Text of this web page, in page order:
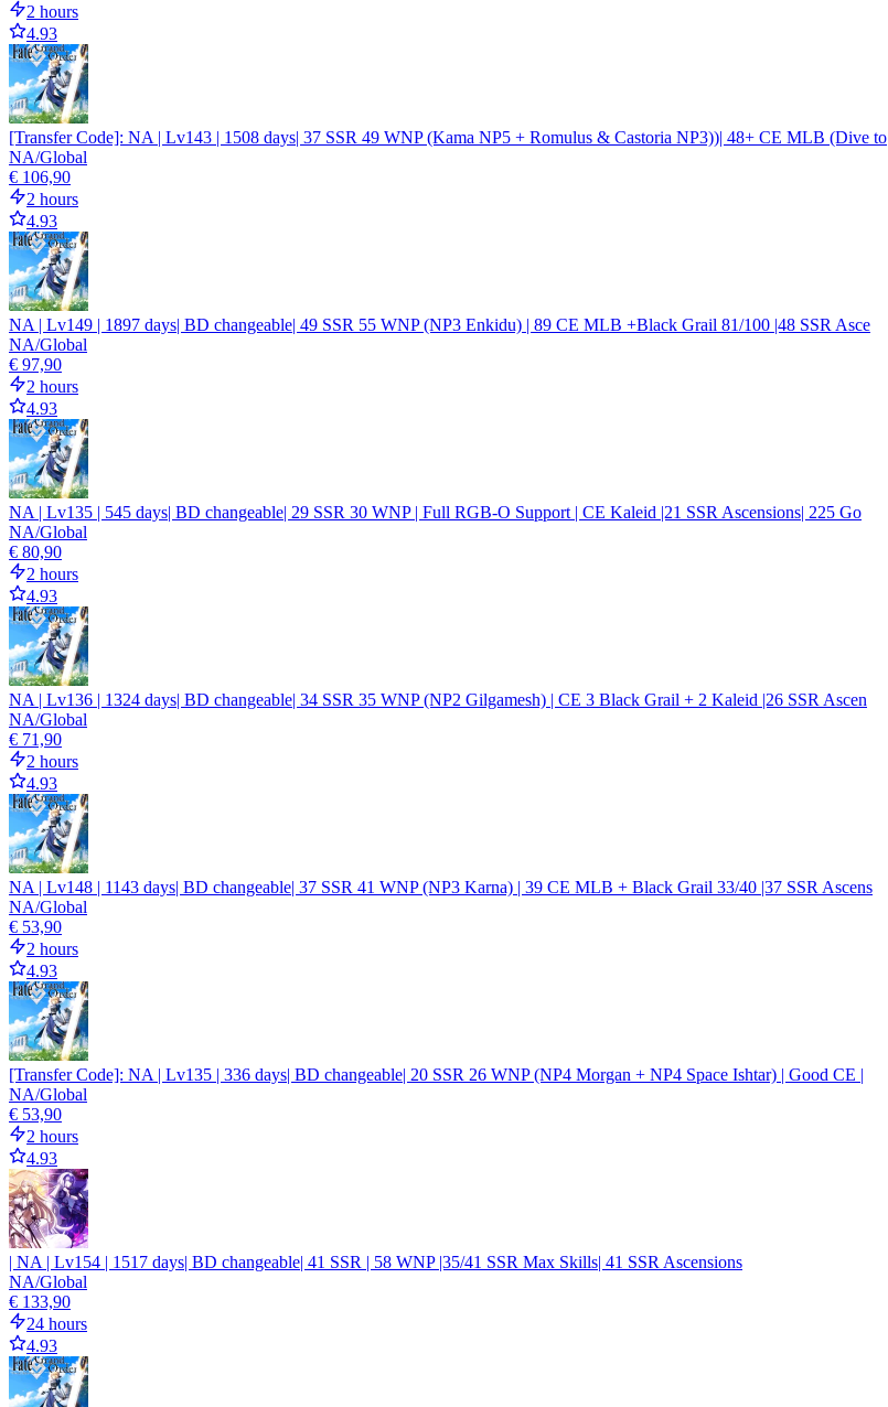
2 hours
4.93
[Transfer Code]: NA | Lv143 | 1508 days| 37 SSR 49 WNP (Kama NP5 + Romulus & Castoria NP3))| 48+ CE MLB (Dive to
NA/Global
€ 106,90
2 hours
4.93
NA | Lv149 | 1897 days| BD changeable| 49 SSR 55 WNP (NP3 Enkidu) | 89 CE MLB +Black Grail 81/100 |48 SSR Asce
NA/Global
€ 97,90
2 hours
4.93
NA | Lv135 | 545 days| BD changeable| 29 SSR 30 WNP | Full RGB-O Support | CE Kaleid |21 SSR Ascensions| 225 Go
NA/Global
€ 80,90
2 hours
4.93
NA | Lv136 | 1324 days| BD changeable| 34 SSR 35 WNP (NP2 Gilgamesh) | CE 3 Black Grail + 2 Kaleid |26 SSR Ascen
NA/Global
€ 71,90
2 hours
4.93
NA | Lv148 | 1143 days| BD changeable| 37 SSR 41 WNP (NP3 Karna) | 39 CE MLB + Black Grail 33/40 |37 SSR Ascens
NA/Global
€ 53,90
2 hours
4.93
[Transfer Code]: NA | Lv135 | 336 days| BD changeable| 20 SSR 26 WNP (NP4 Morgan + NP4 Space Ishtar) | Good CE |
NA/Global
€ 53,90
2 hours
4.93
| NA | Lv154 | 1517 days| BD changeable| 41 SSR | 58 WNP |35/41 SSR Max Skills| 41 SSR Ascensions
NA/Global
€ 133,90
24 hours
4.93